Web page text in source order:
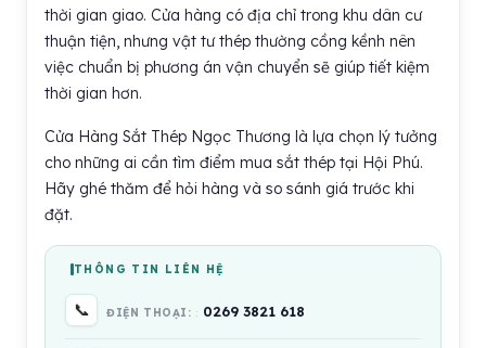
thời gian giao. Cửa hàng có địa chỉ trong khu dân cư
thuận tiện, nhưng vật tư thép thường cồng kềnh nên
việc chuẩn bị phương án vận chuyển sẽ giúp tiết kiệm
thời gian hơn.
Cửa Hàng Sắt Thép Ngọc Thương là lựa chọn lý tưởng
cho những ai cần tìm điểm mua sắt thép tại Hội Phú.
Hãy ghé thăm để hỏi hàng và so sánh giá trước khi
đặt.
THÔNG TIN LIÊN HỆ
📞 ĐIỆN THOẠI: 0269 3821 618